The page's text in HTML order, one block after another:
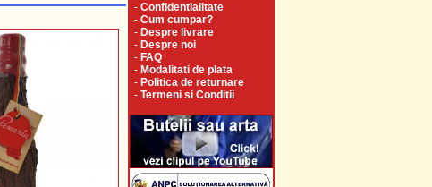
- Confidentialitate
- Cum cumpar?
- Despre livrare
- Despre noi
- FAQ
- Modalitati de plata
- Politica de returnare
- Termeni si Conditii